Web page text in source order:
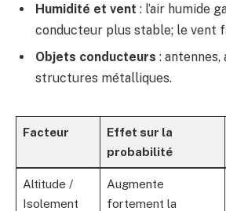
Humidité et vent : l’air humide
conducteur plus stable; le vent
Objets conducteurs : antennes,
structures métalliques.
Facteur
Effet sur la
probabilité
Altitude /
Isolement
Augmente
fortement la